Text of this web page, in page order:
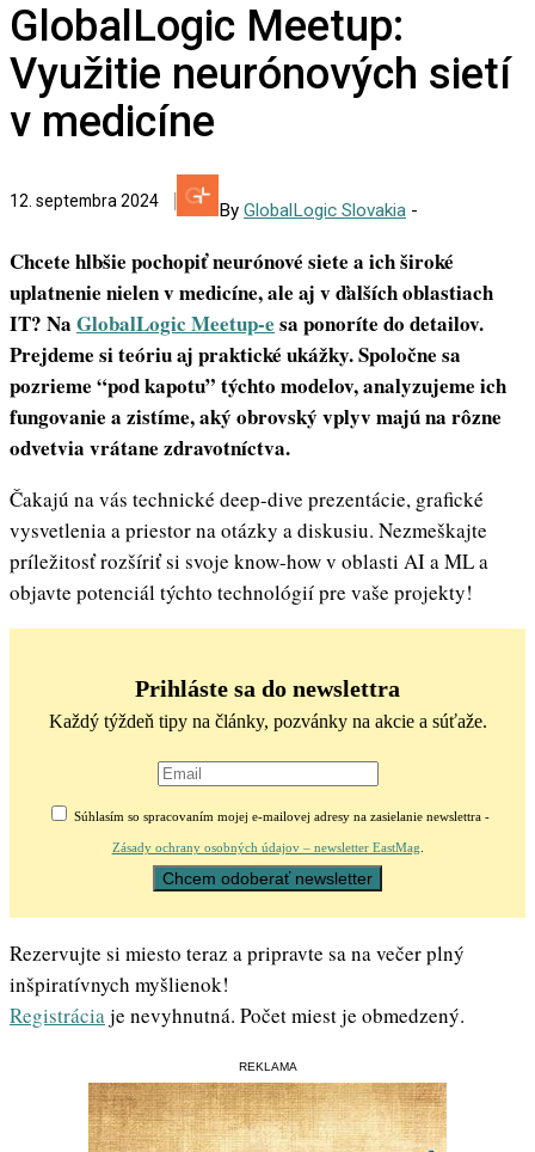
GlobalLogic Meetup:
Využitie neurónových sietí
v medicíne
12. septembra 2024 By GlobalLogic Slovakia -
Chcete hlbšie pochopiť neurónové siete a ich široké
uplatnenie nielen v medicíne, ale aj v ďalších oblastiach
IT? Na GlobalLogic Meetup-e sa ponoríte do detailov.
Prejdeme si teóriu aj praktické ukážky. Spoločne sa
pozrieme “pod kapotu” týchto modelov, analyzujeme ich
fungovanie a zistíme, aký obrovský vplyv majú na rôzne
odvetvia vrátane zdravotníctva.
Čakajú na vás technické deep-dive prezentácie, grafické
vysvetlenia a priestor na otázky a diskusiu. Nezmeškajte
príležitosť rozšíriť si svoje know-how v oblasti AI a ML a
objavte potenciál týchto technológií pre vaše projekty!
Prihláste sa do newslettra
Každý týždeň tipy na články, pozvánky na akcie a súťaže.
Súhlasím so spracovaním mojej e-mailovej adresy na zasielanie newslettra -
Zásady ochrany osobných údajov – newsletter EastMag
Rezervujte si miesto teraz a pripravte sa na večer plný
inšpiratívnych myšlienok!
Registráciaje nevyhnutná. Počet miest je obmedzený.
REKLAMA